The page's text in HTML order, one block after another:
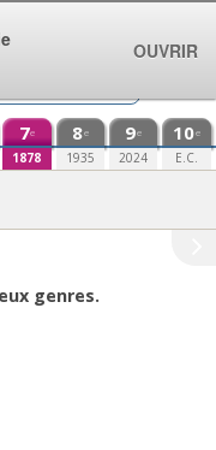
7e
1878
8e
1935
9e
2024
10e
E.C.
genres.
OUVRIR